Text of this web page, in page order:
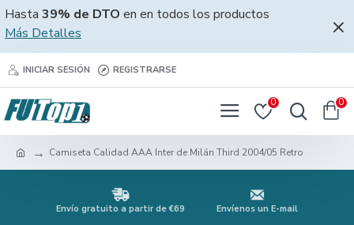
Hasta 39% de DTO en en todos los productos
Más Detalles
INICIAR SESIÓN REGISTRARSE
0 0
Camiseta Calidad AAA Inter de Milán Third 2004/05 Retro
Envío gratuito a partir de €69 Envíenos un E-mail